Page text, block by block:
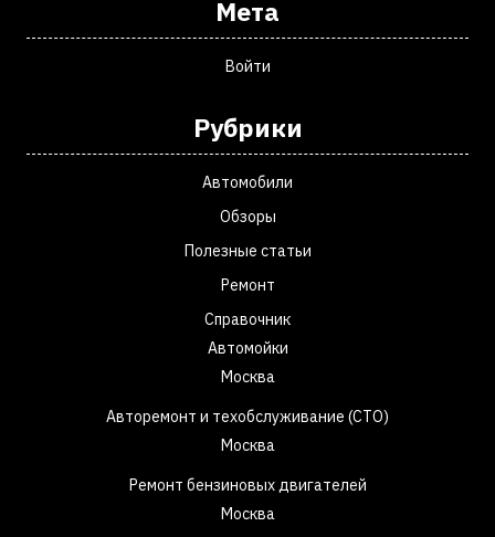
Мета
Войти
Рубрики
Автомобили
Обзоры
Полезные статьи
Ремонт
Справочник
Автомойки
Москва
Авторемонт и техобслуживание (СТО)
Москва
Ремонт бензиновых двигателей
Москва